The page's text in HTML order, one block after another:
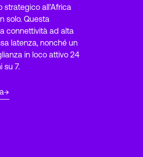
strategico all'Africa
solo. Questa
connettività ad alta
latenza, nonché un
in loco attivo 24
su 7.